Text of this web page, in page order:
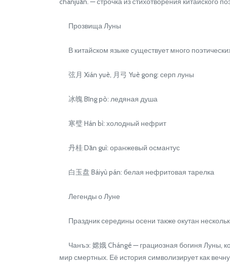
Прозвища Луны
В китайском языке существует много
弦月 Xián yuè, 月弓 Yuè gong: серп луны
冰魄 Bīng pò: ледяная душа
寒璧 Hán bì: холодный нефрит
丹桂 Dān guì: оранжевый османтус
白玉盘 Báiyù pán: белая нефритовая тарелка
Легенды о Луне
Праздник середины осени также окутан
Чанъэ: 嫦娥 Chángé — грациозная богиня Луны,
мир смертных. Её история символизирует как